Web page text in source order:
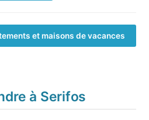
et maisons de vacances
à Serifos